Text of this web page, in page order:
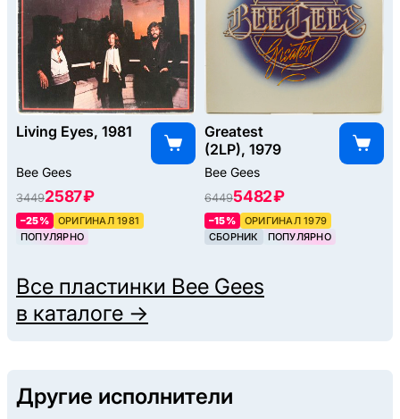
Living Eyes, 1981
Bee Gees
34492587 ₽
–25%
ОРИГИНАЛ 1981
ПОПУЛЯРНО
Greatest
(2LP), 1979
Bee Gees
64495482 ₽
–15%
ОРИГИНАЛ 1979
СБОРНИК
ПОПУЛЯРНО
Все пластинки Bee Gees
в каталоге →
Другие исполнители